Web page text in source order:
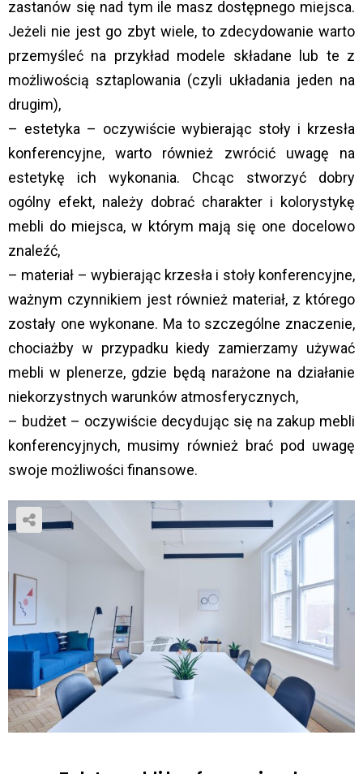
zastanów się nad tym ile masz dostępnego miejsca.
Jeżeli nie jest go zbyt wiele, to zdecydowanie warto
przemyśleć na przykład modele składane lub te z
możliwością sztaplowania (czyli układania jeden na
drugim),
– estetyka – oczywiście wybierając stoły i krzesła
konferencyjne, warto również zwrócić uwagę na
estetykę ich wykonania. Chcąc stworzyć dobry
ogólny efekt, należy dobrać charakter i kolorystykę
mebli do miejsca, w którym mają się one docelowo
znaleźć,
– materiał – wybierając krzesła i stoły konferencyjne,
ważnym czynnikiem jest również materiał, z którego
zostały one wykonane. Ma to szczególne znaczenie,
chociażby w przypadku kiedy zamierzamy używać
mebli w plenerze, gdzie będą narażone na działanie
niekorzystnych warunków atmosferycznych,
– budżet – oczywiście decydując się na zakup mebli
konferencyjnych, musimy również brać pod uwagę
swoje możliwości finansowe.